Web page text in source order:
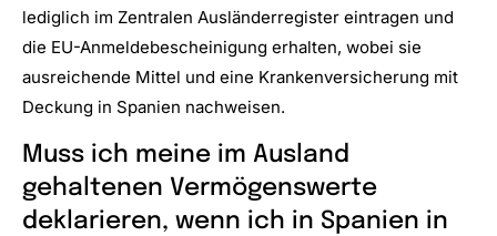
lediglich im Zentralen Ausländerregister eintragen und
die EU-Anmeldebescheinigung erhalten, wobei sie
ausreichende Mittel und eine Krankenversicherung mit
Deckung in Spanien nachweisen.
Muss ich meine im Ausland
gehaltenen Vermögenswerte
deklarieren, wenn ich in Spanien in